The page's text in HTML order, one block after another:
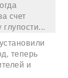
счет
теперь
и